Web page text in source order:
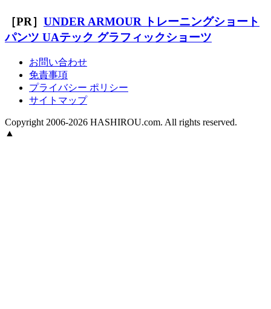
［PR］ UNDER ARMOUR トレーニングショート
パンツ UAテック グラフィックショーツ
お問い合わせ
免責事項
プライバシー ポリシー
サイトマップ
Copyright 2006-2026 HASHIROU.com. All rights reserved.
▲